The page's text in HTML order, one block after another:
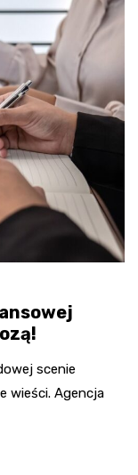
scenie
wieści. Agencja